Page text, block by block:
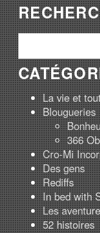
La vie et
Blougueries
366
Cro-Mi
Des gens
Rediffs
In bed with
Les
52 histoires